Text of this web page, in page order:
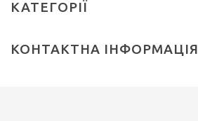
КАТЕГОРІЇ
КОНТАКТНА ІНФОРМАЦІЯ